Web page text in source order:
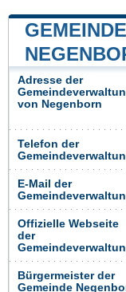
Adresse der
von Negenborn
Telefon der
E-Mail der
Offizielle Webseite
der
Bürgermeister der
Gemeinde